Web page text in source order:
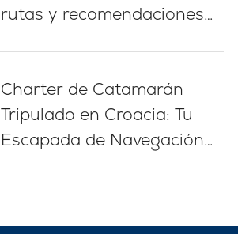
rutas y recomendaciones
Charter de Catamarán
Tripulado en Croacia: Tu
Escapada de Navegación